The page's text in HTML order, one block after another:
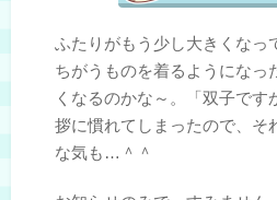
ふたりがもう少し大きくなっ
ちがうものを着るようになっ
くなるのかな～。「双子です
拶に慣れてしまったので、そ
な気も…＾＾